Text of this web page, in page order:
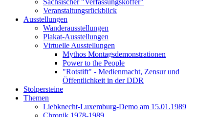
Sächsischer "Verfassungskoffer"
Veranstaltungsrückblick
Ausstellungen
Wanderausstellungen
Plakat-Ausstellungen
Virtuelle Ausstellungen
Mythos Montagsdemonstrationen
Power to the People
"Rotstift" - Medienmacht, Zensur und
Öffentlichkeit in der DDR
Stolpersteine
Themen
Liebknecht-Luxemburg-Demo am 15.01.1989
Chronik 1978-1989